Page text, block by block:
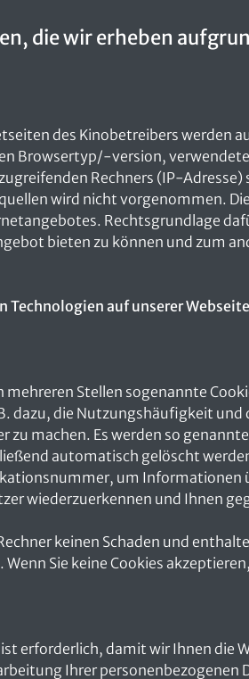
die wir erheben
des Kinobetreibers
Browsertyp/-version,
Rechners (IP-
wird nicht vorgenommen.
Rechtsgrundlage
bieten zu können und zum
Technologien auf unserer Webseite
Stellen sogenannte
dazu, die Nutzungshäufigkeit
machen. Es werden so
automatisch gelöscht
um Informationen
wiederzuerkennen und Ihnen
keinen Schaden und
Sie keine Cookies
ist erforderlich, damit wir Ihnen
Ihrer personenbezogenen